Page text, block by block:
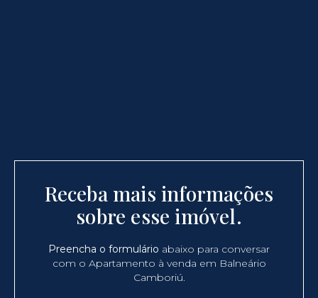
Receba mais informações
sobre esse imóvel.
Preencha o formulário abaixo para conversar
com o Apartamento à venda em Balneário
Camboriú.